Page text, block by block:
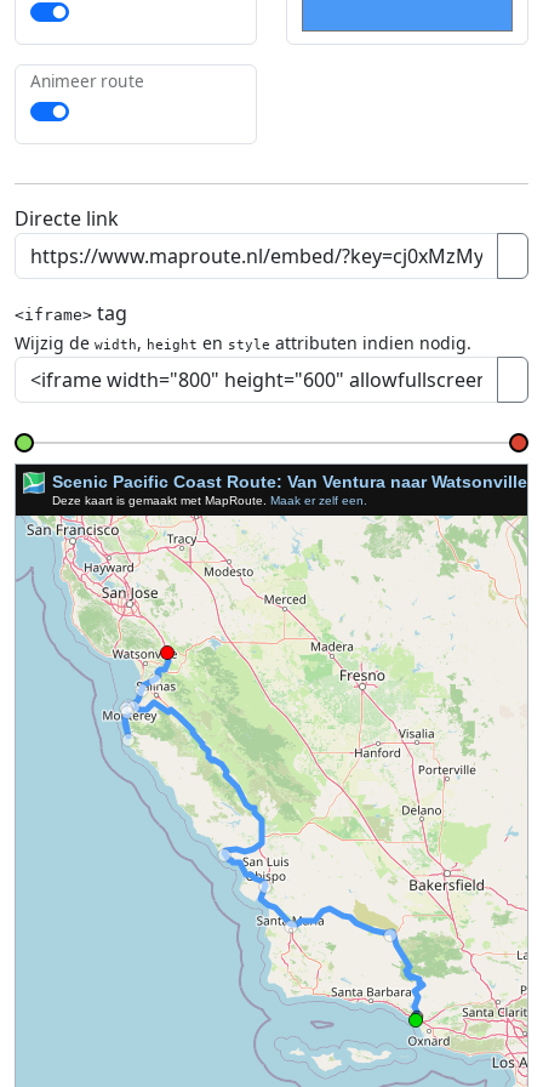
Animeer route
Directe link
<iframe> tag
Wijzig de width, height en style attributen indien nodig.